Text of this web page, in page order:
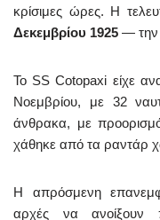
κρίσιμες ώρες. Η
Δεκεμβρίου 1925 — την
Το SS Cotopaxi είχε
Νοεμβρίου, με 32
άνθρακα, με
χάθηκε από τα ραντάρ
Η απρόσμενη
αρχές να